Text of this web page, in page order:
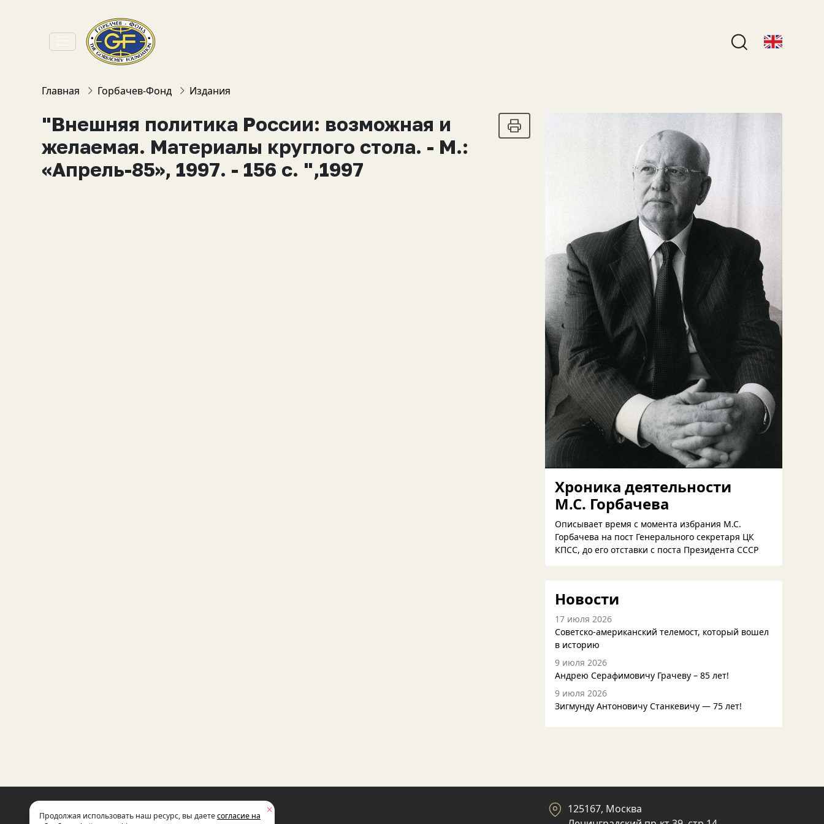
Главная Горбачев-Фонд Издания
"Внешняя политика России: возможная и
желаемая. Материалы круглого стола. - М.:
«Апрель-85», 1997. - 156 с. ",1997
Хроника деятельности
М.С. Горбачева
Описывает время с момента избрания М.С.
Горбачева на пост Генерального секретаря ЦК
КПСС, до его отставки с поста Президента СССР
Новости
17 июля 2026
Советско-американский телемост, который вошел
в историю
9 июля 2026
Андрею Серафимовичу Грачеву – 85 лет!
9 июля 2026
Зигмунду Антоновичу Станкевичу — 75 лет!
МЕЖДУНАРОДНЫЙ ФОНД
125167, Москва
Продолжая использовать наш ресурс, вы даетесогласие на